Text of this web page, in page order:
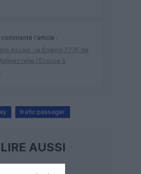
l'article :
escale : le Boeing 777F de
relie l’Écosse à
trafic passager
LIRE AUSSI